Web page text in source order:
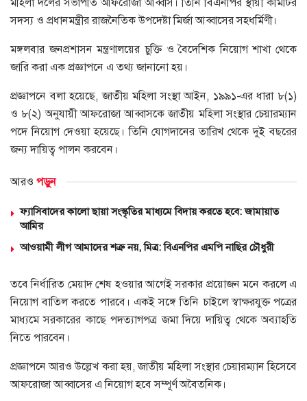
সদস্য ও প্রধানমন্ত্রীর রাজনৈতিক উপদেষ্টা মির্জা আব্বাসের সহধর্মিণী।
মঙ্গলবার জনপ্রশাসন মন্ত্রণালয়ের চুক্তি ও বৈদেশিক নিয়োগ শাখা থেকে
জারি করা এক প্রজ্ঞাপনে এ তথ্য জানানো হয়।
প্রজ্ঞাপনে বলা হয়েছে, জাতীয় মহিলা সংস্থা আইন, ১৯৯১-এর ধারা ৮(১)
ও ৮(২) অনুযায়ী আফরোজা আব্বাসকে জাতীয় মহিলা সংস্থার চেয়ারম্যান
পদে নিয়োগ দেওয়া হয়েছে। তিনি যোগদানের তারিখ থেকে দুই বছরের
জন্য দায়িত্ব পালন করবেন।
আরও পড়ুন
ফ্যাসিবাদের কালো ছায়া সংস্কৃতির মাধ্যমে বিদায় করতে হবে: জামায়াত
আমির
আওয়ামী লীগ আমাদের শত্রু নয়, মিত্র: বিএনপির এমপি নাছির চৌধুরী
তবে নির্ধারিত মেয়াদ শেষ হওয়ার আগেই সরকার প্রয়োজন মনে করলে এ
নিয়োগ বাতিল করতে পারবে। একই সঙ্গে তিনি চাইলে স্বাক্ষরযুক্ত পত্রের
মাধ্যমে সরকারের কাছে পদত্যাগপত্র জমা দিয়ে দায়িত্ব থেকে অব্যাহতি
নিতে পারবেন।
প্রজ্ঞাপনে আরও উল্লেখ করা হয়, জাতীয় মহিলা সংস্থার চেয়ারম্যান হিসেবে
আফরোজা আব্বাসের এ নিয়োগ হবে সম্পূর্ণ অবৈতনিক।